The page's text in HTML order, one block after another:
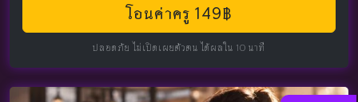
โอนค่าครู 149฿
ปลอดภัย ไม่เปิดเผยตัวตน ได้ผลใน 10 นาที